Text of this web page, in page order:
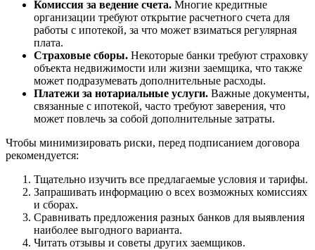
Комиссия за ведение счета. Многие кредитные
организации требуют открытие расчетного счета для
работы с ипотекой, за что может взиматься регулярная
плата.
Страховые сборы. Некоторые банки требуют страховку
объекта недвижимости или жизни заемщика, что также
может подразумевать дополнительные расходы.
Платежи за нотариальные услуги. Важные документы,
связанные с ипотекой, часто требуют заверения, что
может повлечь за собой дополнительные затраты.
Чтобы минимизировать риски, перед подписанием договора
рекомендуется:
Тщательно изучить все предлагаемые условия и тарифы.
Запрашивать информацию о всех возможных комиссиях
и сборах.
Сравнивать предложения разных банков для выявления
наиболее выгодного варианта.
Читать отзывы и советы других заемщиков.